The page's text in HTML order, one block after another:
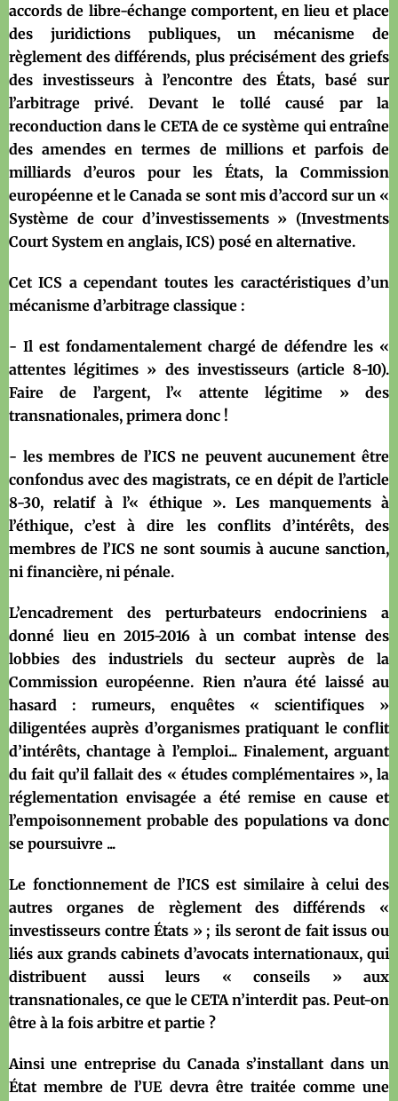
accords de libre-échange comportent, en lieu et place
des juridictions publiques, un mécanisme de
règlement des différends, plus précisément des griefs
des investisseurs à l’encontre des États, basé sur
l’arbitrage privé. Devant le tollé causé par la
reconduction dans le CETA de ce système qui entraîne
des amendes en termes de millions et parfois de
milliards d’euros pour les États, la Commission
européenne et le Canada se sont mis d’accord sur un «
Système de cour d’investissements » (Investments
Court System en anglais, ICS) posé en alternative.
Cet ICS a cependant toutes les caractéristiques d’un
mécanisme d’arbitrage classique :
- Il est fondamentalement chargé de défendre les «
attentes légitimes » des investisseurs (article 8-10).
Faire de l’argent, l’« attente légitime » des
transnationales, primera donc !
- les membres de l’ICS ne peuvent aucunement être
confondus avec des magistrats, ce en dépit de l’article
8-30, relatif à l’« éthique ». Les manquements à
l’éthique, c’est à dire les conflits d’intérêts, des
membres de l’ICS ne sont soumis à aucune sanction,
ni financière, ni pénale.
L’encadrement des perturbateurs endocriniens a
donné lieu en 2015-2016 à un combat intense des
lobbies des industriels du secteur auprès de la
Commission européenne. Rien n’aura été laissé au
hasard : rumeurs, enquêtes « scientifiques »
diligentées auprès d’organismes pratiquant le conflit
d’intérêts, chantage à l’emploi... Finalement, arguant
du fait qu’il fallait des « études complémentaires », la
réglementation envisagée a été remise en cause et
l’empoisonnement probable des populations va donc
se poursuivre ...
Le fonctionnement de l’ICS est similaire à celui des
autres organes de règlement des différends «
investisseurs contre États » ; ils seront de fait issus ou
liés aux grands cabinets d’avocats internationaux, qui
distribuent aussi leurs « conseils » aux
transnationales, ce que le CETA n’interdit pas. Peut-on
être à la fois arbitre et partie ?
Ainsi une entreprise du Canada s’installant dans un
État membre de l’UE devra être traitée comme une